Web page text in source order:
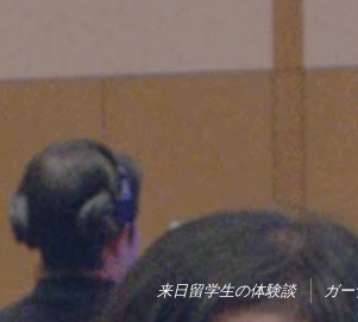
来日留学生の体験談 ガ